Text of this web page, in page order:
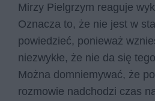
Mirzy Pielgrzym reaguje
Oznacza to, że nie jest w
powiedzieć, ponieważ
niezwykłe, że nie da się
Można domniemywać, że
rozmowie nadchodzi czas